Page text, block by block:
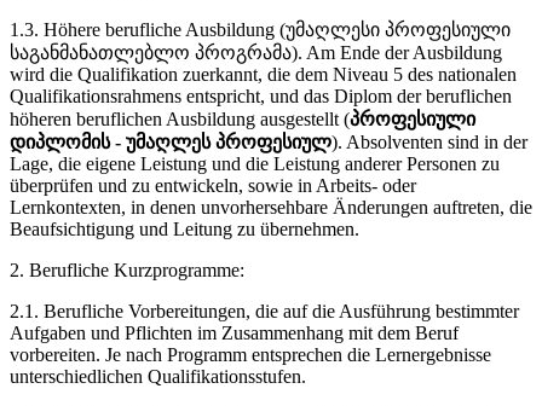
1.3. Höhere berufliche Ausbildung (უმაღლესი პროფესიული
საგანმანათლებლო პროგრამა). Am Ende der Ausbildung
wird die Qualifikation zuerkannt, die dem Niveau 5 des nationalen
Qualifikationsrahmens entspricht, und das Diplom der beruflichen
höheren beruflichen Ausbildung ausgestellt (პროფესიული
დიპლომის - უმაღლეს პროფესიულ). Absolventen sind in der
Lage, die eigene Leistung und die Leistung anderer Personen zu
überprüfen und zu entwickeln, sowie in Arbeits- oder
Lernkontexten, in denen unvorhersehbare Änderungen auftreten, die
Beaufsichtigung und Leitung zu übernehmen.
2. Berufliche Kurzprogramme:
2.1. Berufliche Vorbereitungen, die auf die Ausführung bestimmter
Aufgaben und Pflichten im Zusammenhang mit dem Beruf
vorbereiten. Je nach Programm entsprechen die Lernergebnisse
unterschiedlichen Qualifikationsstufen.